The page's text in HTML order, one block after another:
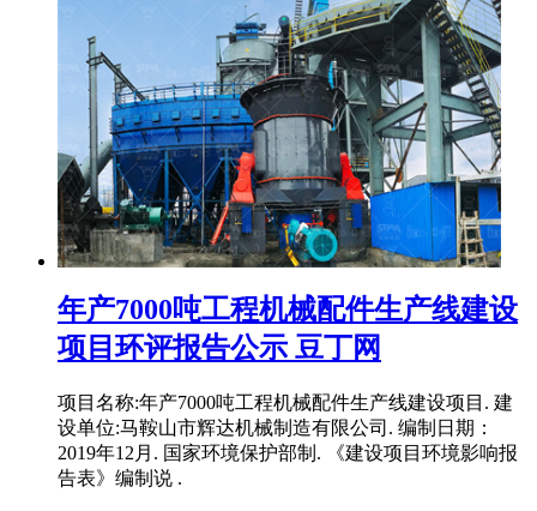
年产7000吨工程机械配件生产线建设
项目环评报告公示 豆丁网
项目名称:年产7000吨工程机械配件生产线建设项目. 建
设单位:马鞍山市辉达机械制造有限公司. 编制日期：
2019年12月. 国家环境保护部制. 《建设项目环境影响报
告表》编制说 .